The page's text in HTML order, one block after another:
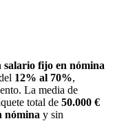
salario fijo en nómina
12% al 70%,
La media de
total de 50.000 €
nómina y sin